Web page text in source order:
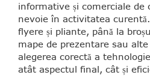
informative și comerciale de
nevoie în activitatea
flyere și pliante, până la
mape de prezentare sau
alegerea corectă a
atât aspectul final, cât și